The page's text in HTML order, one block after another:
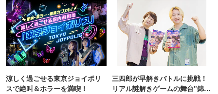
涼しく過ごせる東京ジョイポリ
スで絶叫＆ホラーを満喫！
三四郎が早解きバトルに挑戦！
リアル謎解きゲームの舞台"錦糸